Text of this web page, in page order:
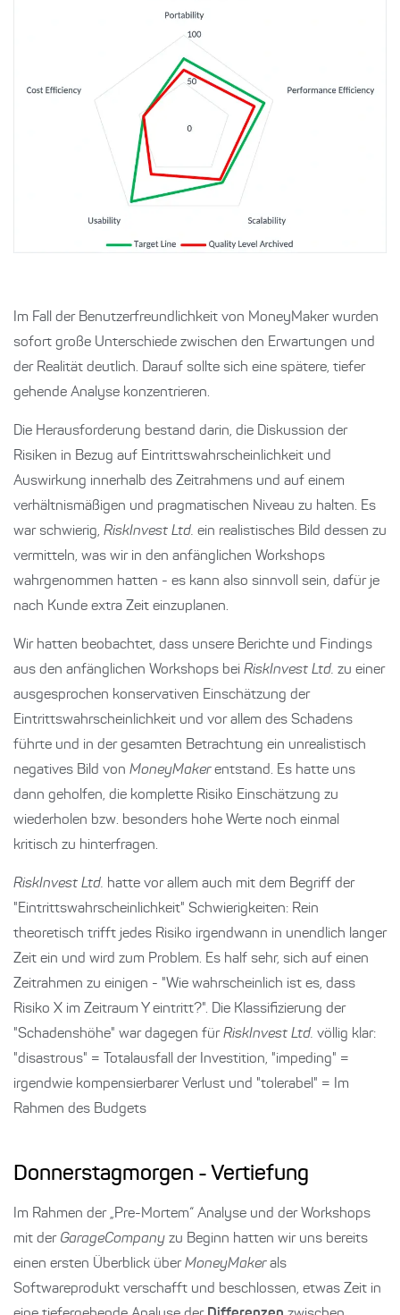
Im Fall der Benutzerfreundlichkeit von MoneyMaker wurden
sofort große Unterschiede zwischen den Erwartungen und
der Realität deutlich. Darauf sollte sich eine spätere, tiefer
gehende Analyse konzentrieren.
Die Herausforderung bestand darin, die Diskussion der
Risiken in Bezug auf Eintrittswahrscheinlichkeit und
Auswirkung innerhalb des Zeitrahmens und auf einem
verhältnismäßigen und pragmatischen Niveau zu halten. Es
war schwierig, RiskInvest Ltd. ein realistisches Bild dessen zu
vermitteln, was wir in den anfänglichen Workshops
wahrgenommen hatten - es kann also sinnvoll sein, dafür je
nach Kunde extra Zeit einzuplanen.
Wir hatten beobachtet, dass unsere Berichte und Findings
aus den anfänglichen Workshops bei RiskInvest Ltd. zu einer
ausgesprochen konservativen Einschätzung der
Eintrittswahrscheinlichkeit und vor allem des Schadens
führte und in der gesamten Betrachtung ein unrealistisch
negatives Bild von MoneyMakerentstand. Es hatte uns
dann geholfen, die komplette Risiko Einschätzung zu
wiederholen bzw. besonders hohe Werte noch einmal
kritisch zu hinterfragen.
RiskInvest Ltd. hatte vor allem auch mit dem Begriff der
"Eintrittswahrscheinlichkeit" Schwierigkeiten: Rein
theoretisch trifft jedes Risiko irgendwann in unendlich langer
Zeit ein und wird zum Problem. Es half sehr, sich auf einen
Zeitrahmen zu einigen - "Wie wahrscheinlich ist es, dass
Risiko X im Zeitraum Y eintritt?". Die Klassifizierung der
"Schadenshöhe" war dagegen fürRiskInvest Ltd. völlig klar:
"disastrous" = Totalausfall der Investition, "impeding" =
irgendwie kompensierbarer Verlust und "tolerabel" = Im
Rahmen des Budgets
Donnerstagmorgen - Vertiefung
Im Rahmen der „Pre-Mortem“ Analyse und der Workshops
mit der GarageCompany zu Beginn hatten wir uns bereits
einen ersten Überblick überMoneyMakerals
Softwareprodukt verschafft und beschlossen, etwas Zeit in